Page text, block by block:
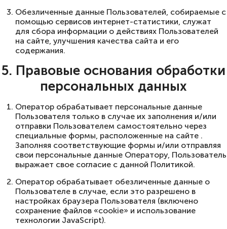
Обезличенные данные Пользователей, собираемые с
помощью сервисов интернет-статистики, служат
для сбора информации о действиях Пользователей
на сайте, улучшения качества сайта и его
содержания.
5. Правовые основания обработки
персональных данных
Оператор обрабатывает персональные данные
Пользователя только в случае их заполнения и/или
отправки Пользователем самостоятельно через
специальные формы, расположенные на сайте .
Заполняя соответствующие формы и/или отправляя
свои персональные данные Оператору, Пользователь
выражает свое согласие с данной Политикой.
Оператор обрабатывает обезличенные данные о
Пользователе в случае, если это разрешено в
настройках браузера Пользователя (включено
сохранение файлов «cookie» и использование
технологии JavaScript).